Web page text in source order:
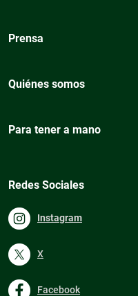
Prensa
Quiénes somos
Para tener a mano
Redes Sociales
Instagram
X
Facebook